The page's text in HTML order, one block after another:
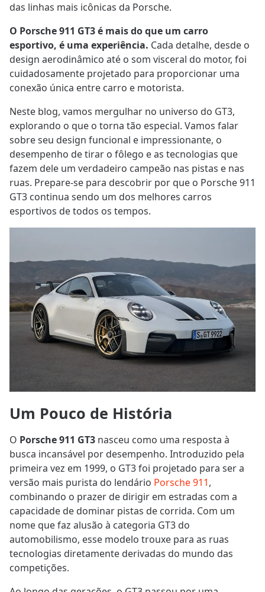
das linhas mais icônicas da Porsche.
O Porsche 911 GT3 é mais do que um carro
esportivo, é uma experiência. Cada detalhe, desde o
design aerodinâmico até o som visceral do motor, foi
cuidadosamente projetado para proporcionar uma
conexão única entre carro e motorista.
Neste blog, vamos mergulhar no universo do GT3,
explorando o que o torna tão especial. Vamos falar
sobre seu design funcional e impressionante, o
desempenho de tirar o fôlego e as tecnologias que
fazem dele um verdadeiro campeão nas pistas e nas
ruas. Prepare-se para descobrir por que o Porsche 911
GT3 continua sendo um dos melhores carros
esportivos de todos os tempos.
Um Pouco de História
O Porsche 911 GT3 nasceu como uma resposta à
busca incansável por desempenho. Introduzido pela
primeira vez em 1999, o GT3 foi projetado para ser a
versão mais purista do lendário Porsche 911,
combinando o prazer de dirigir em estradas com a
capacidade de dominar pistas de corrida. Com um
nome que faz alusão à categoria GT3 do
automobilismo, esse modelo trouxe para as ruas
tecnologias diretamente derivadas do mundo das
competições.